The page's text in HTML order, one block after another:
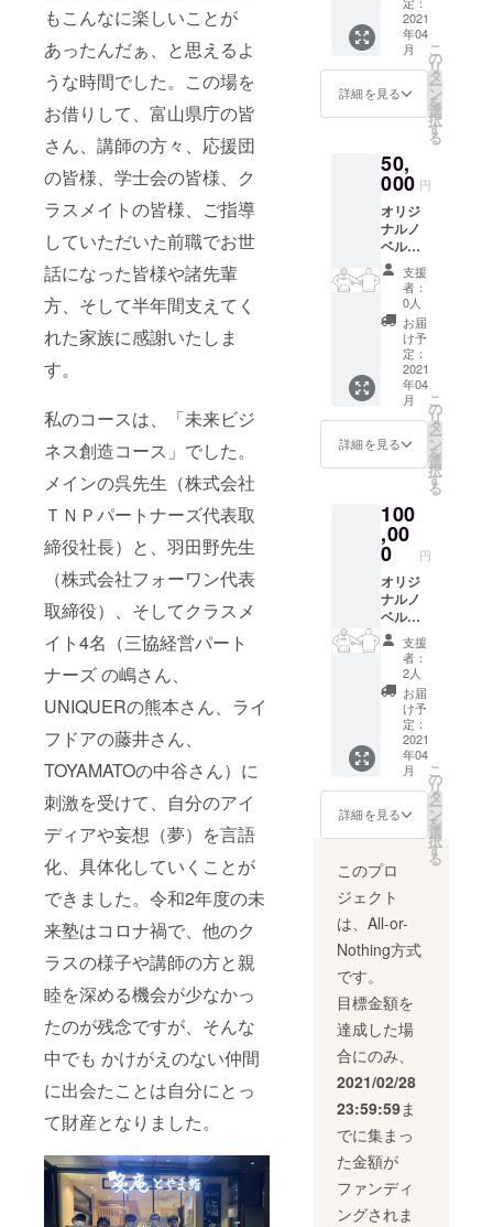
もこんなに楽しいことが
あったんだぁ、と思えるよ
うな時間でした。この場を
お借りして、富山県庁の皆
さん、講師の方々、応援団
の皆様、学士会の皆様、ク
ラスメイトの皆様、ご指導
していただいた前職でお世
話になった皆様や諸先輩
方、そして半年間支えてく
れた家族に感謝いたしま
す。
私のコースは、「未来ビジ
ネス創造コース」でした。
メインの呉先生（株式会社
ＴＮＰパートナーズ代表取
締役社長）と、羽田野先生
（株式会社フォーワン代表
取締役）、そしてクラスメ
イト4名（三協経営パート
ナーズ の嶋さん、
UNIQUERの熊本さん、ライ
フドアの藤井さん、
TOYAMATOの中谷さん）に
刺激を受けて、自分のアイ
ディアや妄想（夢）を言語
化、具体化していくことが
できました。令和2年度の未
来塾はコロナ禍で、他のク
ラスの様子や講師の方と親
睦を深める機会が少なかっ
たのが残念ですが、そんな
中でも かけがえのない仲間
に出会たことは自分にとっ
て財産となりました。
す。）
寄附受
領証明
書
着）
（写真
はイ
メージ
で
す。）
寄附受
書
2021
年04
月
詳細を見る
こ
の
リ
タ
ー
ン
を
選
択
す
る
50,
000 円
オリジ
ナルノ
ベル
ティ：
ス
ウェッ
トプル
オー
バー
パーカ
（一
着） 寄
附受領
証明書
支援
者：
0人
お届
け予
定：
2021
年04
月
詳細を見る
こ
の
リ
タ
ー
ン
を
選
択
す
る
100
,00
0 円
オリジ
ナルノ
ベル
ティ四
点すべ
て １．
ハイク
オリ
ティーT
シャツ
（一
枚）
２．オ
リジナ
ルマグ
カップ
（一
個）
３．ク
ルー
ネック
ス
着）
４．ス
ウェッ
トプル
オー
バー
パーカ
（一
着）
（写真
はイ
メージ
で
支援
者：
2人
お届
け予
定：
2021
年04
月
詳細を見る
こ
の
リ
タ
ー
ン
を
選
択
す
る
このプロ
ジェクト
は、All-or-
Nothing方式
です。
目標金額を
達成した場
合にのみ、
2021/02/28
23:59:59ま
でに集まっ
た金額が
ファンディ
ングされま